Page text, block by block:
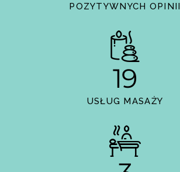
POZYTYWNYCH OPINII
19
USŁUG MASAŻY